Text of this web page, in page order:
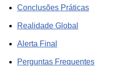
Conclusões Práticas
Realidade Global
Alerta Final
Perguntas Frequentes